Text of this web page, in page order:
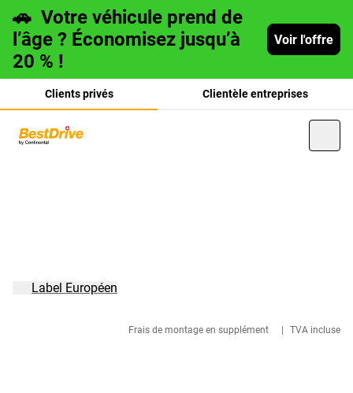
🚗 Votre véhicule prend de
l’âge ? Économisez jusqu’à
20 % !
Voir l'offre
Clients privés Clientèle entreprises
Frais de montage en supplément TVA incluse
Label Européen